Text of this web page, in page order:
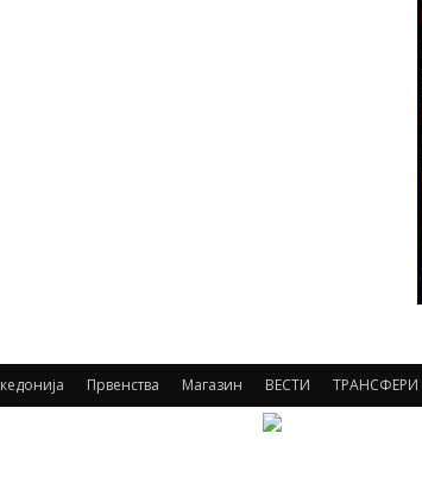
Првенства Магазин ВЕСТИ ТРАНСФЕРИ